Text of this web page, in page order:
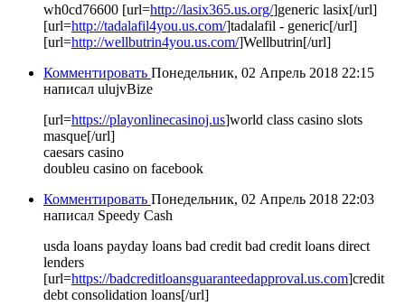
wh0cd76600 [url=http://lasix365.us.org/]generic lasix[/url]
[url=http://tadalafil4you.us.com/]tadalafil - generic[/url]
[url=http://wellbutrin4you.us.com/]Wellbutrin[/url]
Комментировать Понедельник, 02 Апрель 2018 22:15
написал ulujvBize
[url=https://playonlinecasinoj.us]world class casino slots
masque[/url]
caesars casino
doubleu casino on facebook
Комментировать Понедельник, 02 Апрель 2018 22:03
написал Speedy Cash
usda loans payday loans bad credit bad credit loans direct
lenders
[url=https://badcreditloansguaranteedapproval.us.com]credit
debt consolidation loans[/url]